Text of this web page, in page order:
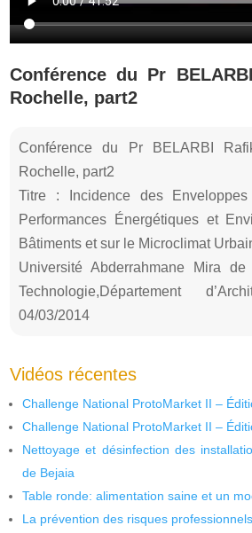
Conférence du Pr
Rochelle, part2
Conférence du Pr BELARBI
Rochelle, part2
Titre : Incidence des
Performances Énergétiques et
Bâtiments et sur le Microclimat
Université Abderrahmane Mira
Technologie,Département
04/03/2014
Vidéos récentes
Challenge National ProtoMarket II –
Challenge National ProtoMarket II –
Nettoyage et désinfection des
de Bejaia
Table ronde: alimentation saine et un
La prévention des risques